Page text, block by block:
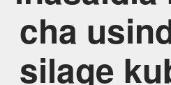
cha
silage